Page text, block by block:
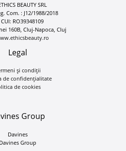
BEAUTY SRL
Com. : J12/1988/2018
CUI: RO39348109
160B, Cluj-Napoca, Cluj
Legal
și condiții
de confidențialitate
de cookies
Group
Davines
Davines Group